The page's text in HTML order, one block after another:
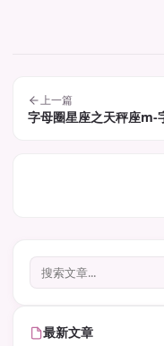
上一篇
字母圈星座之天秤座m-
最新文章